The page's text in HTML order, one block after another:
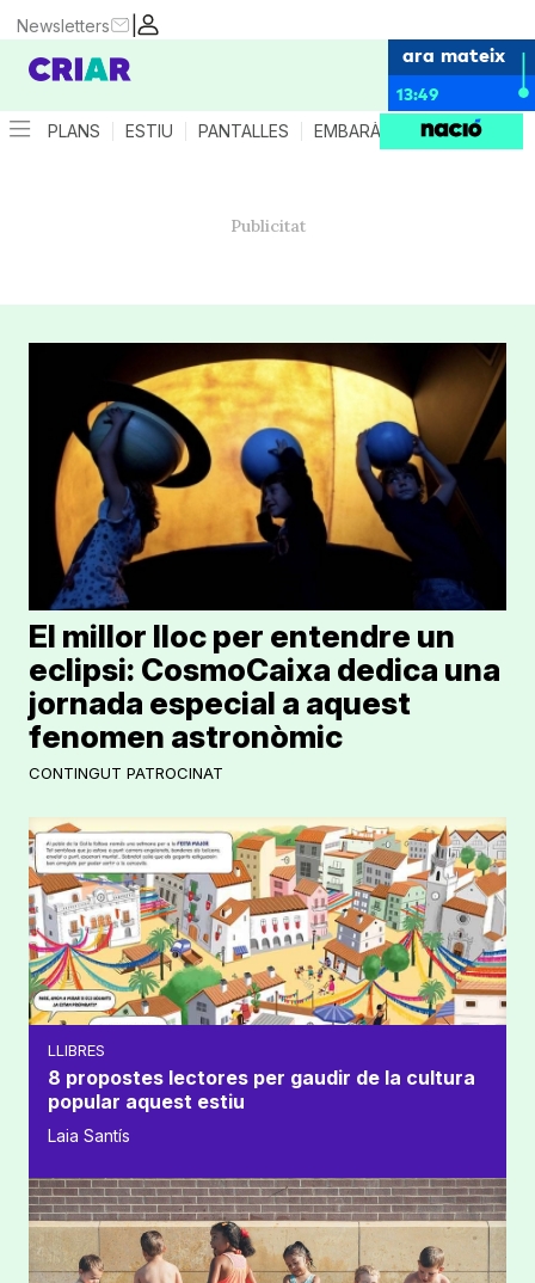
|
Newsletters
ara mateix
13:49
PLANS ESTIU PANTALLES EMBARÀS CRIANÇA
CONTINGUT PATROCINAT
El millor lloc per entendre un
eclipsi: CosmoCaixa dedica una
jornada especial a aquest
fenomen astronòmic
LLIBRES
8 propostes lectores per gaudir de la cultura
popular aquest estiu
Laia Santís